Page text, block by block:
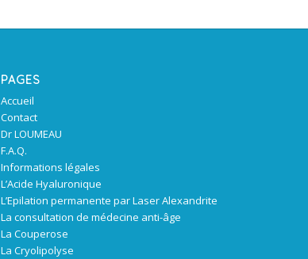
PAGES
Accueil
Contact
Dr LOUMEAU
F.A.Q.
Informations légales
L’Acide Hyaluronique
L’Epilation permanente par Laser Alexandrite
La consultation de médecine anti-âge
La Couperose
La Cryolipolyse